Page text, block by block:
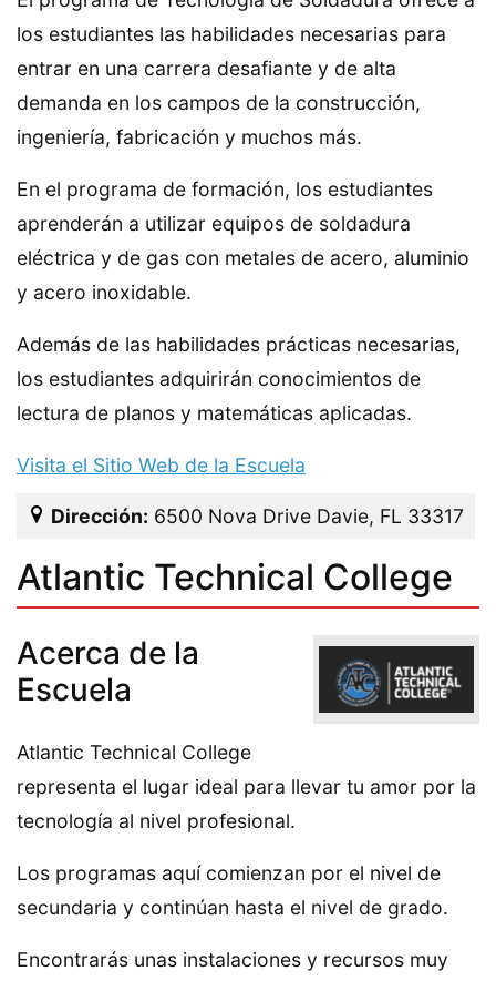
los estudiantes las habilidades necesarias para
entrar en una carrera desafiante y de alta
demanda en los campos de la construcción,
ingeniería, fabricación y muchos más.
En el programa de formación, los estudiantes
aprenderán a utilizar equipos de soldadura
eléctrica y de gas con metales de acero, aluminio
y acero inoxidable.
Además de las habilidades prácticas necesarias,
los estudiantes adquirirán conocimientos de
lectura de planos y matemáticas aplicadas.
Visita el Sitio Web de la Escuela
Dirección: 6500 Nova Drive Davie, FL 33317
Atlantic Technical College
Acerca de la
Escuela
Atlantic Technical College
representa el lugar ideal para llevar tu amor por la
tecnología al nivel profesional.
Los programas aquí comienzan por el nivel de
secundaria y continúan hasta el nivel de grado.
Encontrarás unas instalaciones y recursos muy